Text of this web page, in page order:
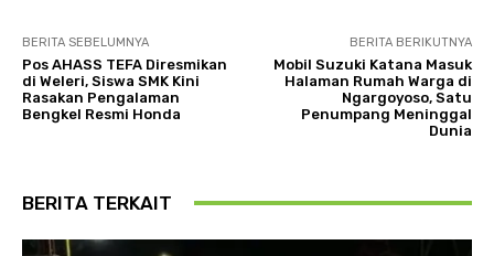
BERITA SEBELUMNYA
Pos AHASS TEFA Diresmikan
di Weleri, Siswa SMK Kini
Rasakan Pengalaman
Bengkel Resmi Honda
BERITA BERIKUTNYA
Mobil Suzuki Katana Masuk
Halaman Rumah Warga di
Ngargoyoso, Satu
Penumpang Meninggal
Dunia
BERITA TERKAIT